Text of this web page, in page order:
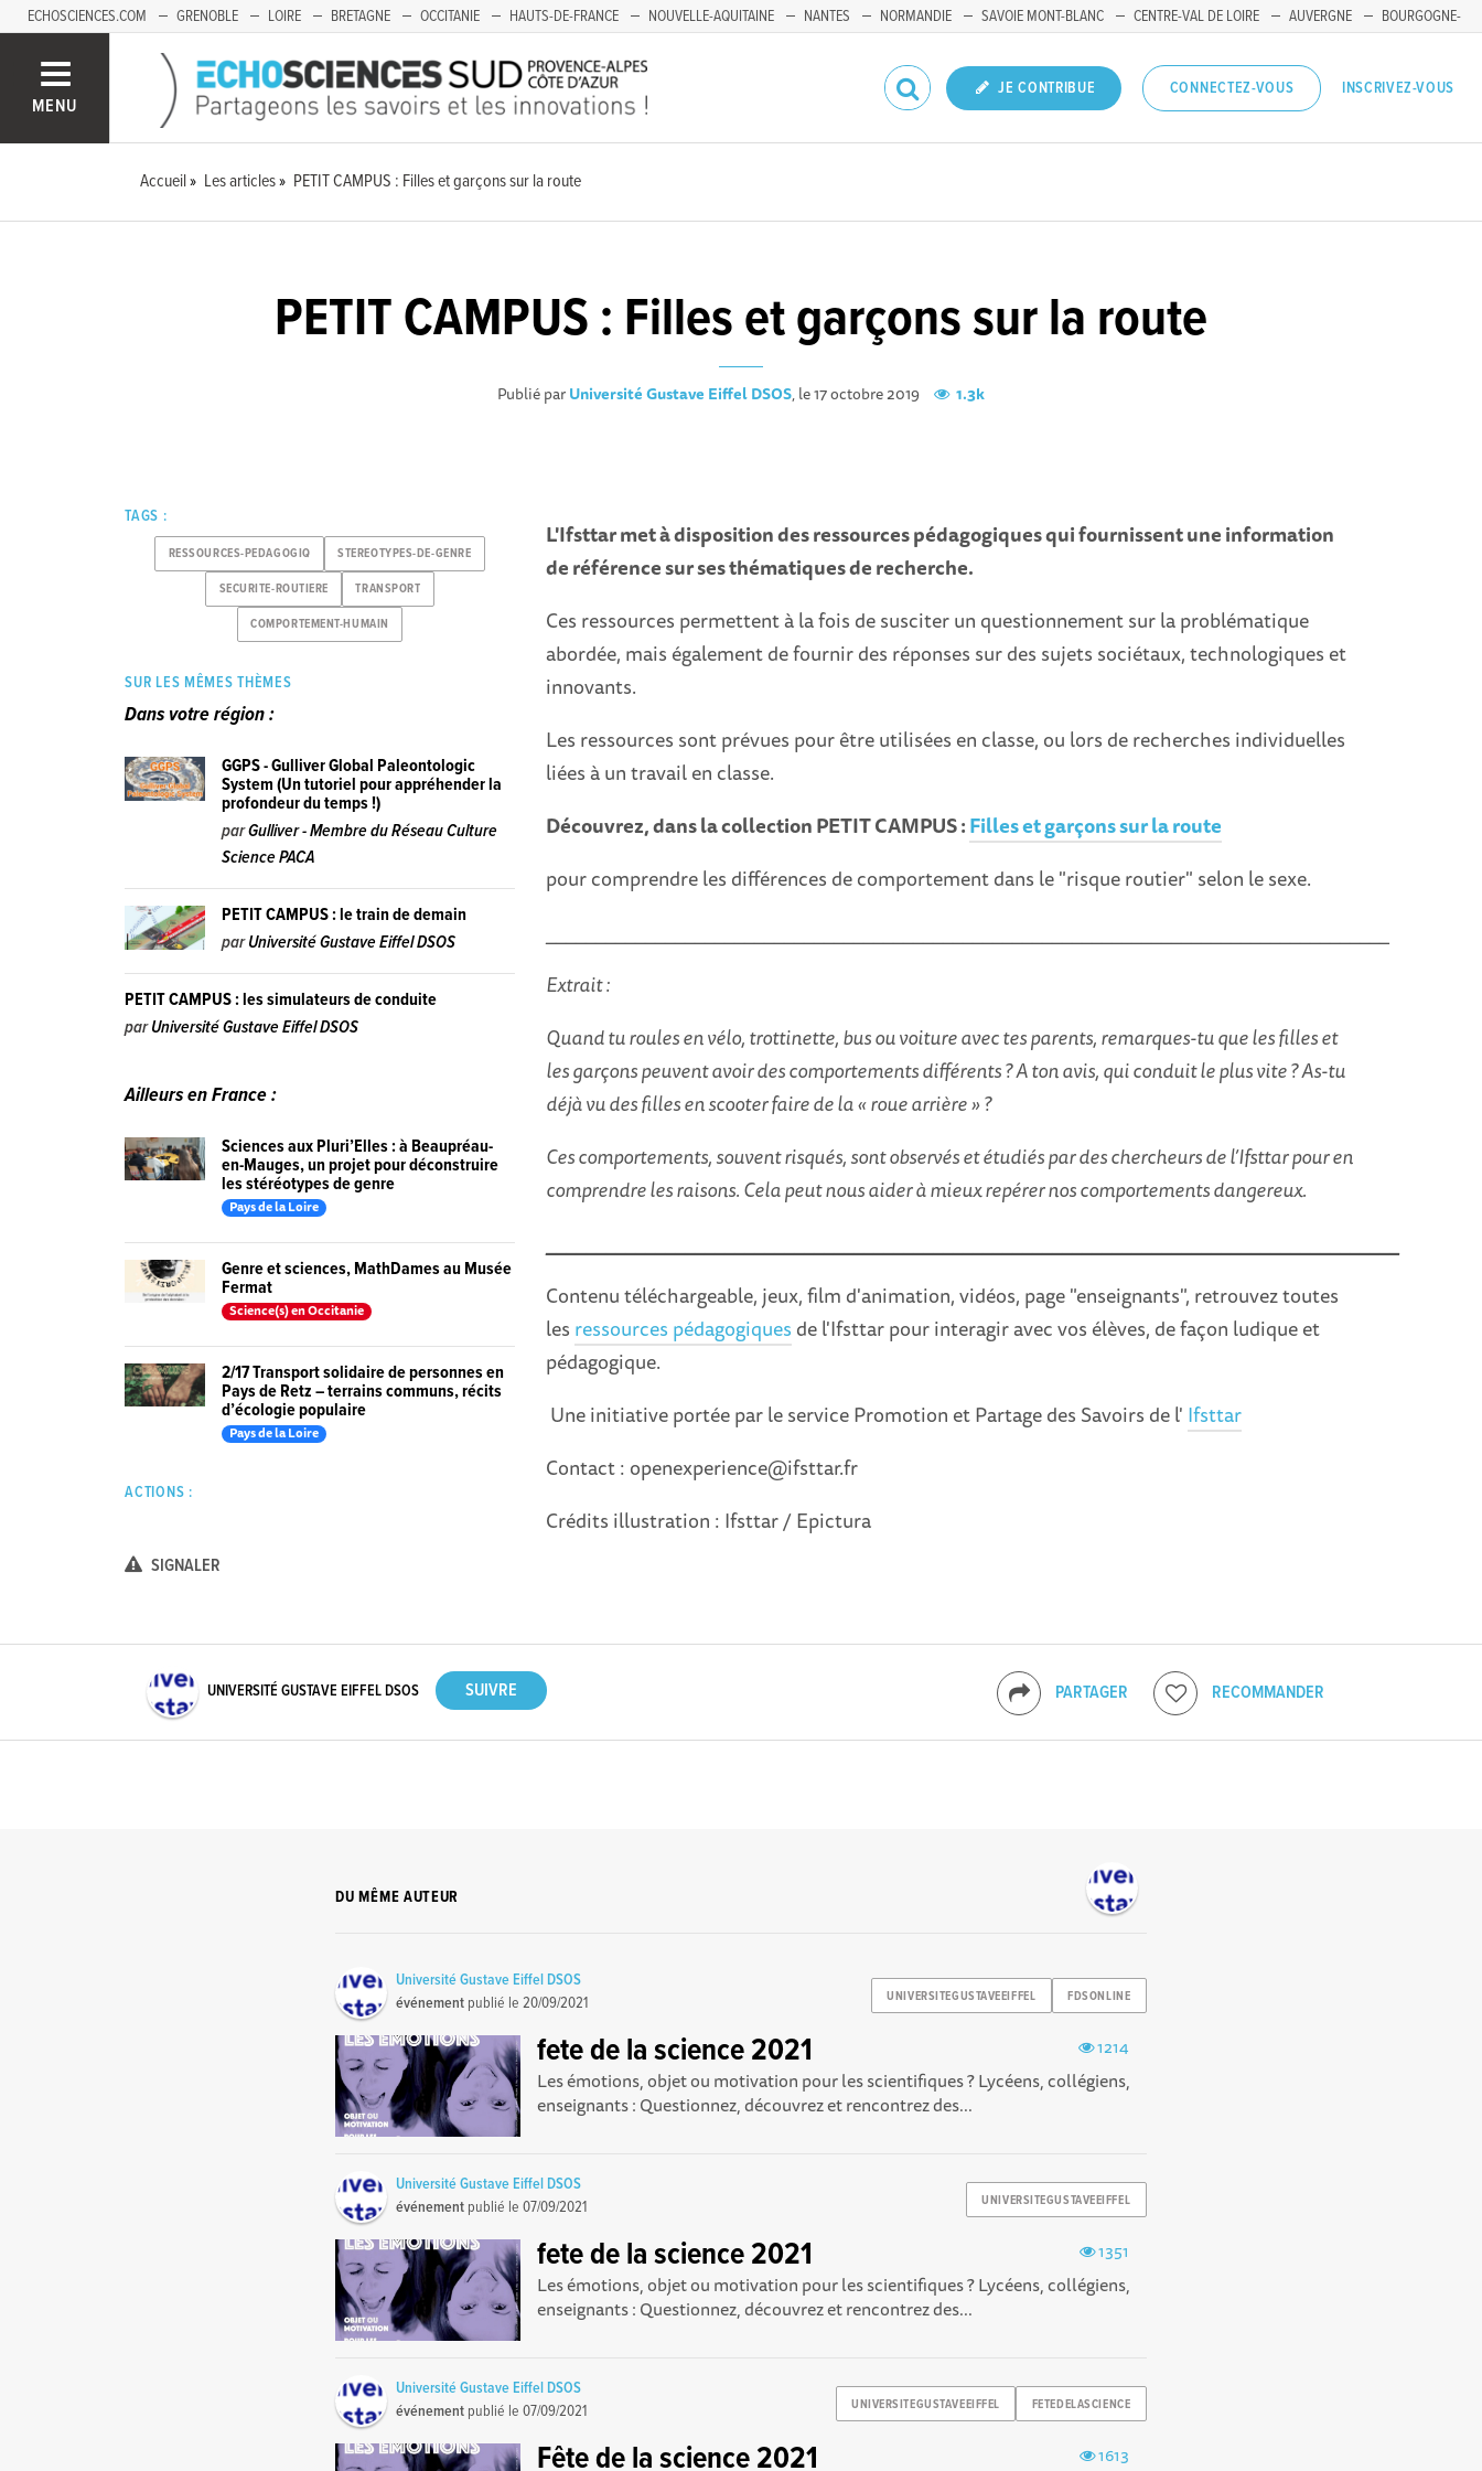
ECHOSCIENCES.COM GRENOBLE LOIRE BRETAGNE OCCITANIE HAUTS-DE-FRANCE NOUVELLE-AQUITAINE NANTES NORMANDIE SAVOIE MONT-BLANC CENTRE-VAL DE LOIRE AUVERGNE
BOURGOGNE-
MENU
JE CONTRIBUE CONNECTEZ-VOUS INSCRIVEZ-VOUS
Accueil Les articles PETIT CAMPUS : Filles et garçons sur la route
PETIT CAMPUS : Filles et garçons sur la route
Publié parUniversité Gustave Eiffel DSOS, le 17 octobre 2019 1.3k
L'Ifsttar met à disposition des ressources pédagogiques qui fournissent une information
de référence sur ses thématiques de recherche.
Ces ressources permettent à la fois de susciter un questionnement sur la problématique
abordée, mais également de fournir des réponses sur des sujets sociétaux, technologiques et
innovants.
Les ressources sont prévues pour être utilisées en classe, ou lors de recherches individuelles
liées à un travail en classe.
Découvrez, dans la collection PETIT CAMPUS :Filles et garçons sur la route
pour comprendre les différences de comportement dans le "risque routier" selon le sexe.
Extrait :
Quand tu roules en vélo, trottinette, bus ou voiture avec tes parents, remarques-tu que les filles et
les garçons peuvent avoir des comportements différents ? A ton avis, qui conduit le plus vite ? As-tu
déjà vu des filles en scooter faire de la « roue arrière » ?
Ces comportements, souvent risqués, sont observés et étudiés par des chercheurs de l’Ifsttar pour en
comprendre les raisons. Cela peut nous aider à mieux repérer nos comportements dangereux.
Contenu téléchargeable, jeux, film d'animation, vidéos, page "enseignants", retrouvez toutes
les ressources pédagogiques de l'Ifsttar pour interagir avec vos élèves, de façon ludique et
pédagogique.
Une initiative portée par le service Promotion et Partage des Savoirs de l' Ifsttar
Contact : openexperience@ifsttar.fr
Crédits illustration : Ifsttar / Epictura
TAGS :
RESSOURCES-PEDAGOGIQ STEREOTYPES-DE-GENRE
SECURITE-ROUTIERE TRANSPORT
COMPORTEMENT-HUMAIN
SUR LES MÊMES THÈMES
Dans votre région :
GGPS - Gulliver Global Paleontologic
System (Un tutoriel pour appréhender la
profondeur du temps !)
parGulliver - Membre du Réseau Culture
Science PACA
PETIT CAMPUS : le train de demain
parUniversité Gustave Eiffel DSOS
PETIT CAMPUS : les simulateurs de conduite
parUniversité Gustave Eiffel DSOS
Ailleurs en France :
Sciences aux Pluri’Elles : à Beaupréau-
en-Mauges, un projet pour déconstruire
les stéréotypes de genre
Pays de la Loire
Genre et sciences, MathDames au Musée
Fermat
Science(s) en Occitanie
2/17 Transport solidaire de personnes en
Pays de Retz – terrains communs, récits
d’écologie populaire
Pays de la Loire
ACTIONS :
SIGNALER
PARTAGER RECOMMANDER
UNIVERSITÉ GUSTAVE EIFFEL DSOS
DU MÊME AUTEUR
UNIVERSITEGUSTAVEEIFFEL FDSONLINE
Université Gustave Eiffel DSOS
événement publié le20/09/2021
1214
fete de la science 2021
Les émotions, objet ou motivation pour les scientifiques ? Lycéens, collégiens,
enseignants : Questionnez, découvrez et rencontrez des...
UNIVERSITEGUSTAVEEIFFEL
Université Gustave Eiffel DSOS
événement publié le07/09/2021
1351
fete de la science 2021
Les émotions, objet ou motivation pour les scientifiques ? Lycéens, collégiens,
enseignants : Questionnez, découvrez et rencontrez des...
UNIVERSITEGUSTAVEEIFFEL FETEDELASCIENCE
Université Gustave Eiffel DSOS
événement publié le07/09/2021
1613
Fête de la science 2021